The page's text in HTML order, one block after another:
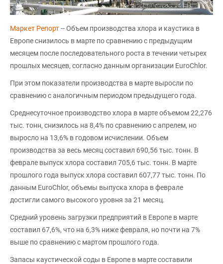
Маркет Репорт-- Объем производства хлора и каустика в
Европе снизилось в марте по сравнению с предыдущим
месяцем после последовательного роста в течении четырех
прошлых месяцев, согласно данным организации EuroChlor.
При этом показатели производства в марте выросли по
сравнению с аналогичным периодом предыдущего года.
Среднесуточное производство хлора в марте объемом 22,276
тыс. тонн, снизилось на 8,4% по сравнению с апрелем, но
выросло на 13,6% в годовом исчислении. Объем
производства за весь месяц составил 690,56 тыс. тонн. В
феврале выпуск хлора составил 705,6 тыс. тонн. В марте
прошлого года выпуск хлора составил 607,77 тыс. тонн. По
данным EuroChlor, объемы выпуска хлора в феврале
достигли самого высокого уровня за 21 месяц.
Средний уровень загрузки предприятий в Европе в марте
составил 67,6%, что на 6,3% ниже февраля, но почти на 7%
выше по сравнению с мартом прошлого года.
Запасы каустической соды в Европе в марте составили